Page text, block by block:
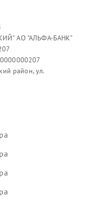
АО "АЛЬФА-БАНК"
район, ул.